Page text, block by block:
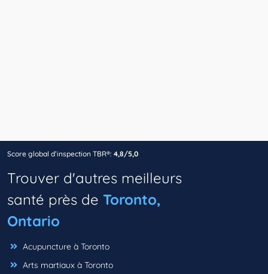
Score global d’inspection TBR®: 4,8/5,0
Trouver d'autres meilleurs
santé près de Toronto,
Ontario
Acupuncture à Toronto
Arts martiaux à Toronto